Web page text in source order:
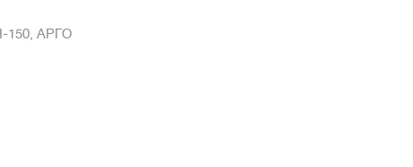
150, АРГО